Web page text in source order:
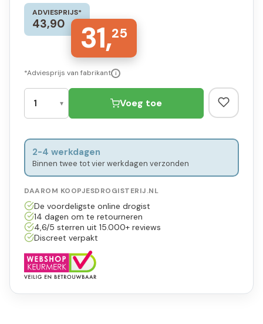
ADVIESPRIJS*
43,90 31,25
*Adviesprijs van fabrikant i
Voeg toe
2-4 werkdagen
Binnen twee tot vier werkdagen verzonden
DAAROM KOOPJESDROGISTERIJ.NL
De voordeligste online drogist
14 dagen om te retourneren
4,6/5 sterren uit 15.000+ reviews
Discreet verpakt